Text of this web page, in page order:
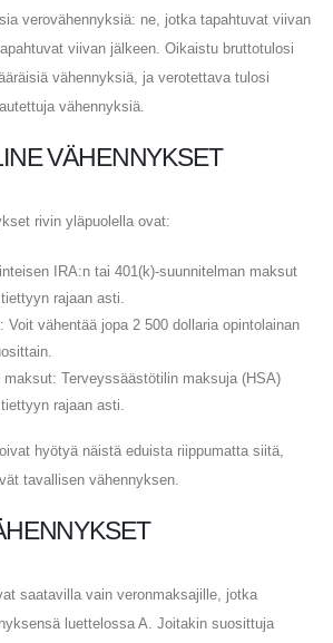
​​verovähennyksiä: ne, jotka tapahtuvat viivan
viivan jälkeen. Oikaistu bruttotulosi
vähennyksiä, ja verotettava tulosi
vähennyksiä.
VÄHENNYKSET
rivin yläpuolella ovat:
IRA:n tai 401(k)-suunnitelman maksut
rajaan asti.
Voit vähentää jopa 2 500 dollaria opintolainan
Terveyssäästötilin maksuja (HSA)
rajaan asti.
hyötyä näistä eduista riippumatta siitä,
tavallisen vähennyksen.
saatavilla vain veronmaksajille, jotka
luettelossa A. Joitakin suosittuja